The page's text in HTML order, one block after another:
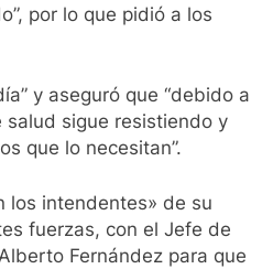
por lo que pidió a los
y aseguró que “debido a
sigue resistiendo y
que lo necesitan”.
los intendentes» de su
fuerzas, con el Jefe de
Fernández para que